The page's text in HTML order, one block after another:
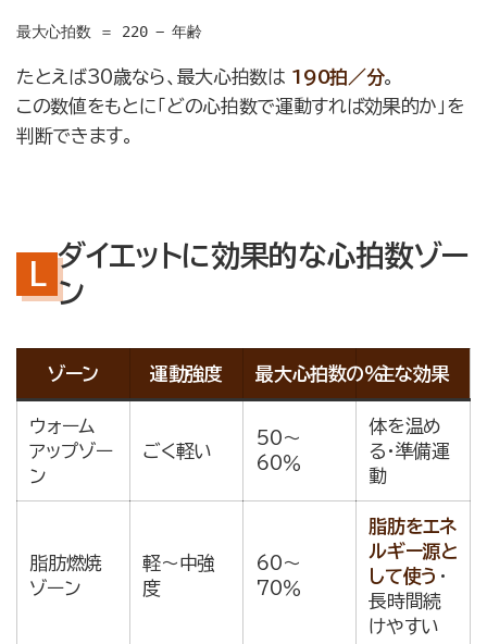
たとえば30歳なら、最大心拍数は 190拍／分。
この数値をもとに「どの心拍数で運動すれば効果的か」を
判断できます。
ダイエットに効果的な心拍数ゾー
ン
ゾーン 運動強度 最大心拍数の％主な効果
ウォーム
アップゾー
ン
ごく軽い
50〜
60％
体を温め
る・準備運
動
脂肪燃焼
ゾーン
軽〜中強
度
60〜
70％
脂肪をエネ
ルギー源と
して使う ・
長時間続
けやすい